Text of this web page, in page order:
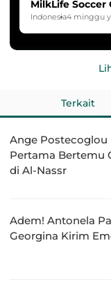
MilkLife
HYDROPLUS
Indonesia4 minggu
Terkait
Ange Postecoglou
Pertama Bertemu
di Al-Nassr
Adem! Antonela
Georgina Kirim